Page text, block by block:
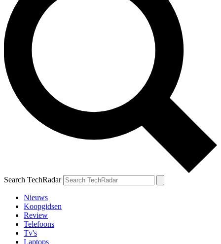
Search TechRadar
Nieuws
Koopgidsen
Review
Telefoons
Tv's
Laptops